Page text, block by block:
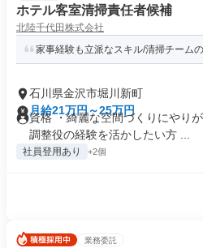
ホテル客室清掃責任者候補
北陸千代田株式会社
家事経験も立派なスキル/清掃チーム
石川県金沢市堀川新町
月給21万円～25万円
資格 ・綺麗な空間づくりにやり
調整役の経験を活かしたい方 ...
社員登用あり +2個
業務委託